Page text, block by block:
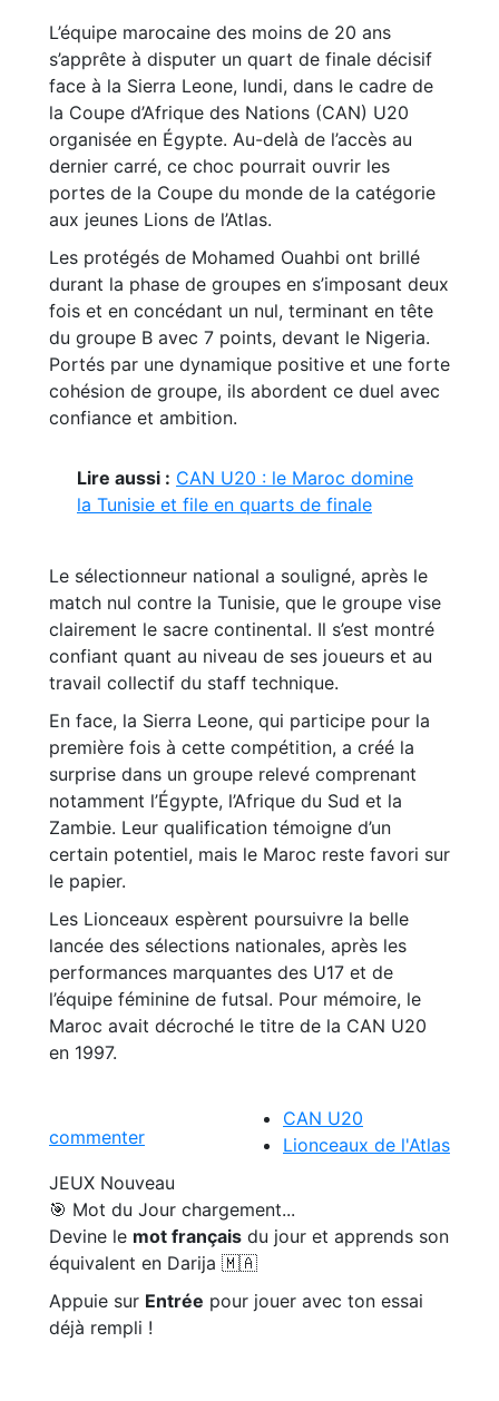
L’équipe marocaine des moins de 20 ans
s’apprête à disputer un quart de finale décisif
face à la Sierra Leone, lundi, dans le cadre de
la Coupe d’Afrique des Nations (CAN) U20
organisée en Égypte. Au-delà de l’accès au
dernier carré, ce choc pourrait ouvrir les
portes de la Coupe du monde de la catégorie
aux jeunes Lions de l’Atlas.
Les protégés de Mohamed Ouahbi ont brillé
durant la phase de groupes en s’imposant deux
fois et en concédant un nul, terminant en tête
du groupe B avec 7 points, devant le Nigeria.
Portés par une dynamique positive et une forte
cohésion de groupe, ils abordent ce duel avec
confiance et ambition.
Lire aussi : CAN U20 : le Maroc domine
la Tunisie et file en quarts de finale
Le sélectionneur national a souligné, après le
match nul contre la Tunisie, que le groupe vise
clairement le sacre continental. Il s’est montré
confiant quant au niveau de ses joueurs et au
travail collectif du staff technique.
En face, la Sierra Leone, qui participe pour la
première fois à cette compétition, a créé la
surprise dans un groupe relevé comprenant
notamment l’Égypte, l’Afrique du Sud et la
Zambie. Leur qualification témoigne d’un
certain potentiel, mais le Maroc reste favori sur
le papier.
Les Lionceaux espèrent poursuivre la belle
lancée des sélections nationales, après les
performances marquantes des U17 et de
l’équipe féminine de futsal. Pour mémoire, le
Maroc avait décroché le titre de la CAN U20
en 1997.
commenter
CAN U20
Lionceaux de l'Atlas
JEUX Nouveau
🎯 Mot du Jour chargement...
Devine le mot français du jour et apprends son
équivalent en Darija 🇲🇦
Appuie sur Entrée pour jouer avec ton essai
déjà rempli !